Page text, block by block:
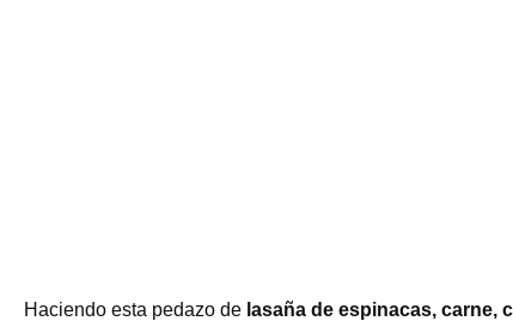
Haciendo esta pedazo de lasaña de espinacas, carne,